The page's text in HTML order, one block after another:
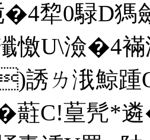
犂0騄D
憿U\澰�4
誘ㄌ涐鯨踵
蘣C!葟髠*